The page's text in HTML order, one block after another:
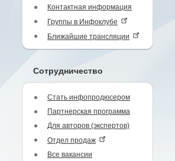
Контактная информация
Группы в Инфоклубе
Ближайшие трансляции
Сотрудничество
Стать инфопродюсером
Партнерская программа
Для авторов (экспертов)
Отдел продаж
Все вакансии